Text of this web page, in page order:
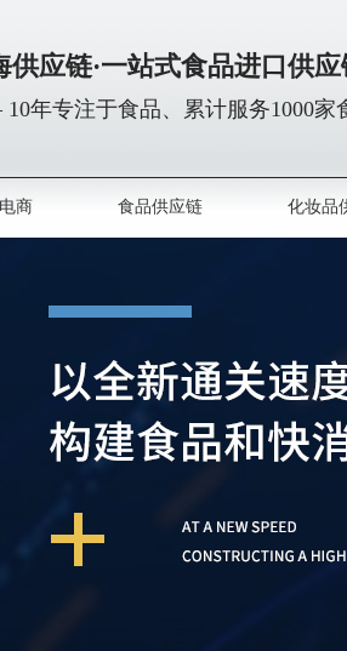
供应链·一站式食品进口供
年专注于食品、累计服务1000
商 食品供应链 化妆品